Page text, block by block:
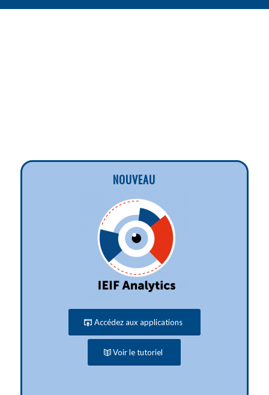
NOUVEAU
Accédez aux applications
Voir le tutoriel